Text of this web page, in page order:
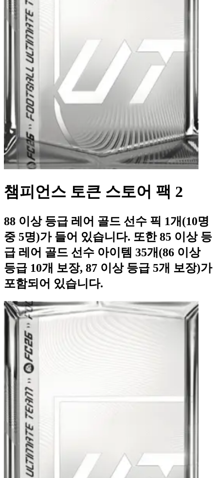
챔피언스 토큰 스토어 팩 2
88 이상 등급 레어 골드 선수 픽 1개(10명
중 5명)가 들어 있습니다. 또한 85 이상 등
급 레어 골드 선수 아이템 35개(86 이상
등급 10개 보장, 87 이상 등급 5개 보장)가
포함되어 있습니다.